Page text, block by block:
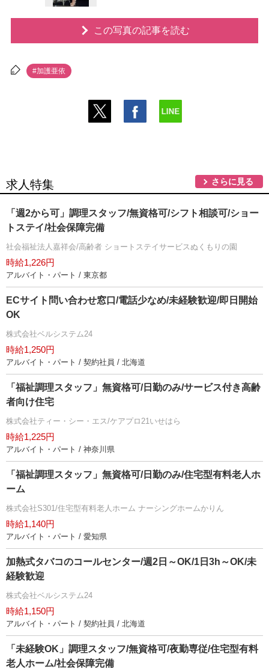
この写真の記事を読む
#加護亜依
求人特集 さらに見る
「週2から可」調理スタッフ/無資格可/シフト相談可/ショー
トステイ/社会保障完備
社会福祉法人嘉祥会/高齢者 ショートステイサービスぬくもりの園
時給1,226円
アルバイト・パート / 東京都
ECサイト問い合わせ窓口/電話少なめ/未経験歓迎/即日開始
OK
株式会社ベルシステム24
時給1,250円
アルバイト・パート / 契約社員 / 北海道
「福祉調理スタッフ」無資格可/日勤のみ/サービス付き高齢
者向け住宅
株式会社ティー・シー・エス/ケアプロ21いせはら
時給1,225円
アルバイト・パート / 神奈川県
「福祉調理スタッフ」無資格可/日勤のみ/住宅型有料老人ホ
ーム
株式会社S301/住宅型有料老人ホーム ナーシングホームかりん
時給1,140円
アルバイト・パート / 愛知県
加熱式タバコのコールセンター/週2日～OK/1日3h～OK/未
経験歓迎
株式会社ベルシステム24
時給1,150円
アルバイト・パート / 契約社員 / 北海道
「未経験OK」調理スタッフ/無資格可/夜勤専従/住宅型有料
老人ホーム/社会保障完備